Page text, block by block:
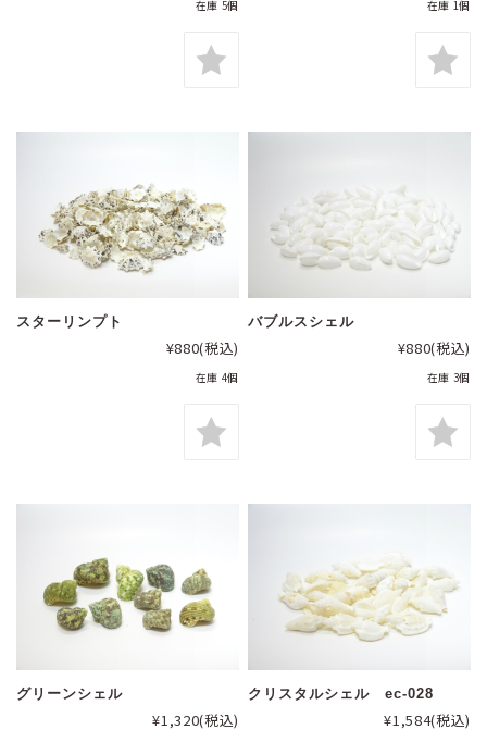
在庫 5個 在庫 1個
スターリンプト
¥880(税込)
在庫 4個
バブルスシェル
¥880(税込)
在庫 3個
グリーンシェル
¥1,320(税込)
クリスタルシェル ec-028
¥1,584(税込)